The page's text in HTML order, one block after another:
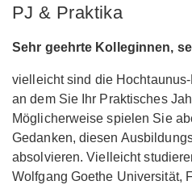
PJ & Praktika
Sehr geehrte Kolleginnen,
vielleicht sind die
an dem Sie Ihr Praktisches
Möglicherweise spielen Sie
Gedanken, diesen
absolvieren. Vielleicht
Wolfgang Goethe Universität,